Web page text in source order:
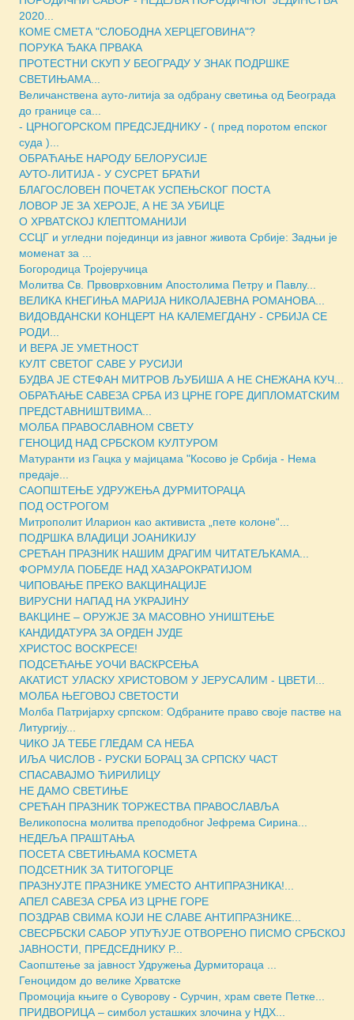
2020...
КОМЕ СМЕТА "СЛОБОДНА ХЕРЦЕГОВИНА"?
ПОРУКА ЂАКА ПРВАКА
ПРОТЕСТНИ СКУП У БЕОГРАДУ У ЗНАК ПОДРШКЕ
СВЕТИЊАМА...
Величанствена ауто-литија за одбрану светиња од Београда
до границе са...
- ЦРНОГОРСКОМ ПРЕДСЈЕДНИКУ - ( пред поротом епског
суда )...
ОБРАЋАЊЕ НАРОДУ БЕЛОРУСИЈЕ
АУТО-ЛИТИЈА - У СУСРЕТ БРАЋИ
БЛАГОСЛОВЕН ПОЧЕТАК УСПЕЊСКОГ ПОСТА
ЛОВОР ЈЕ ЗА ХЕРОЈЕ, А НЕ ЗА УБИЦЕ
О ХРВАТСКОЈ КЛЕПТОМАНИЈИ
ССЦГ и угледни појединци из јавног живота Србије: Задњи је
моменат за ...
Богородица Тројеручица
Молитва Св. Првоврховним Апостолима Петру и Павлу...
ВЕЛИКА КНЕГИЊА МАРИЈА НИКОЛАЈЕВНА РОМАНОВА...
ВИДОВДАНСКИ КОНЦЕРТ НА КАЛЕМЕГДАНУ - СРБИЈА СЕ
РОДИ...
И ВЕРА ЈЕ УМЕТНОСТ
КУЛТ СВЕТОГ САВЕ У РУСИЈИ
БУДВА ЈЕ СТЕФАН МИТРОВ ЉУБИША А НЕ СНЕЖАНА КУЧ...
ОБРАЋАЊЕ САВЕЗА СРБА ИЗ ЦРНЕ ГОРЕ ДИПЛОМАТСКИМ
ПРЕДСТАВНИШТВИМА...
МОЛБА ПРАВОСЛАВНОМ СВЕТУ
ГЕНОЦИД НАД СРБСКОМ КУЛТУРОМ
Матуранти из Гацка у мајицама "Косово је Србија - Нема
предаје...
САОПШТЕЊЕ УДРУЖЕЊА ДУРМИТОРАЦА
ПОД ОСТРОГОМ
Митрополит Иларион као активиста „пете колоне“...
ПОДРШКА ВЛАДИЦИ ЈОАНИКИЈУ
СРЕЋАН ПРАЗНИК НАШИМ ДРАГИМ ЧИТАТЕЉКАМА...
ФОРМУЛА ПОБЕДЕ НАД ХАЗАРОКРАТИЈОМ
ЧИПОВАЊЕ ПРЕКО ВАКЦИНАЦИЈЕ
ВИРУСНИ НАПАД НА УКРАЈИНУ
ВАКЦИНЕ – ОРУЖЈЕ ЗА МАСOВНО УНИШТЕЊЕ
КАНДИДАТУРА ЗА ОРДЕН ЈУДЕ
ХРИСТОС ВОСКРЕСЕ!
ПОДСЕЋАЊЕ УОЧИ ВАСКРСЕЊА
АКАТИСТ УЛАСКУ ХРИСТОВОМ У ЈЕРУСАЛИМ - ЦВЕТИ...
МОЛБА ЊЕГОВОЈ СВЕТОСТИ
Молба Патријарху српском: Одбраните право своје пастве на
Литургију...
ЧИКО ЈА ТЕБЕ ГЛЕДАМ СА НЕБА
ИЉА ЧИСЛОВ - РУСКИ БОРАЦ ЗА СРПСКУ ЧАСТ
СПАСАВАЈМО ЋИРИЛИЦУ
НЕ ДАМО СВЕТИЊЕ
СРЕЋАН ПРАЗНИК ТОРЖЕСТВА ПРАВОСЛАВЉА
Великопосна молитва преподобног Јефрема Сирина...
НЕДЕЉА ПРАШТАЊА
ПОСЕТА СВЕТИЊАМА КОСМЕТА
ПОДСЕТНИК ЗА ТИТОГОРЦЕ
ПРАЗНУЈТЕ ПРАЗНИКЕ УМЕСТО АНТИПРАЗНИКА!...
АПЕЛ САВЕЗА СРБА ИЗ ЦРНЕ ГОРЕ
ПОЗДРАВ СВИМА КОЈИ НЕ СЛАВЕ АНТИПРАЗНИКЕ...
СВЕСРБСКИ САБОР УПУЋУЈЕ ОТВОРЕНО ПИСМО СРБСКОЈ
ЈАВНОСТИ, ПРЕДСЕДНИКУ Р...
Саопштење за јавност Удружења Дурмитораца ...
Геноцидом до велике Хрватске
Промоција књиге о Суворову - Сурчин, храм свете Петке...
ПРИДВОРИЦА – симбол усташких злочина у НДХ...